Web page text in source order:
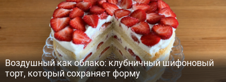
Воздушный как облако: клубничный шифоновый
торт, который сохраняет форму